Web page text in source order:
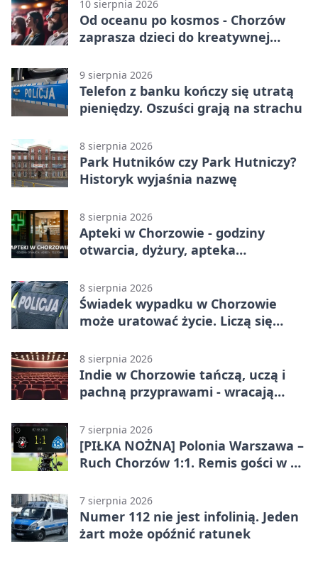
10 sierpnia 2026
Od oceanu po kosmos - Chorzów
zaprasza dzieci do kreatywnej
9 sierpnia 2026
Telefon z banku kończy się utratą
pieniędzy. Oszuści grają na strachu
8 sierpnia 2026
Park Hutników czy Park Hutniczy?
Historyk wyjaśnia nazwę
8 sierpnia 2026
Apteki w Chorzowie - godziny
otwarcia, dyżury, apteka
8 sierpnia 2026
Świadek wypadku w Chorzowie
może uratować życie. Liczą się
8 sierpnia 2026
Indie w Chorzowie tańczą, uczą i
pachną przyprawami - wracają
7 sierpnia 2026
[PIŁKA NOŻNA] Polonia Warszawa –
Ruch Chorzów 1:1. Remis gości w 3.
7 sierpnia 2026
Numer 112 nie jest infolinią. Jeden
żart może opóźnić ratunek